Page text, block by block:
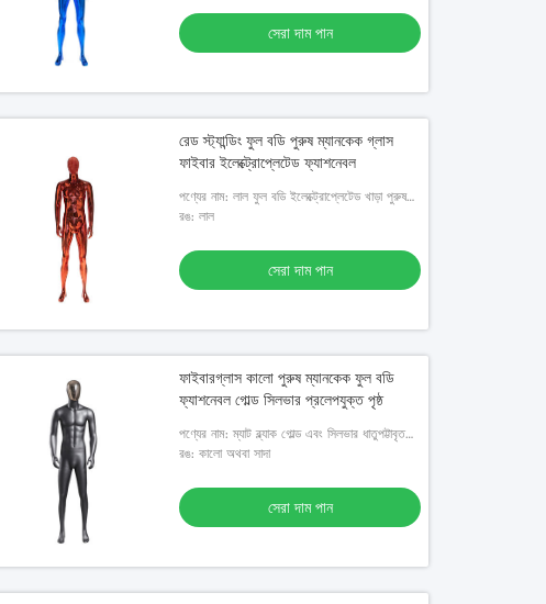
সেরা দাম পান
রেড স্ট্যান্ডিং ফুল বডি পুরুষ ম্যানকেক গ্লাস
ফাইবার ইলেক্ট্রোপ্লেটেড ফ্যাশনেবল
পণ্যের নাম: লাল ফুল বডি ইলেক্ট্রোপ্লেটেড খাড়া পুরুষ
ম্যানেকুইনের উইন্ডো ডিসপ্লে
রঙ: লাল
সেরা দাম পান
ফাইবারগ্লাস কালো পুরুষ ম্যানকেক ফুল বডি
ফ্যাশনেবল গোল্ড সিলভার প্রলেপযুক্ত পৃষ্ঠ
পণ্যের নাম: ম্যাট ব্ল্যাক গোল্ড এবং সিলভার ধাতুপট্টাবৃত
মুখের পুরুষ পূর্ণ শরীরের ম্যানেকুইন
রঙ: কালো অথবা সাদা
সেরা দাম পান